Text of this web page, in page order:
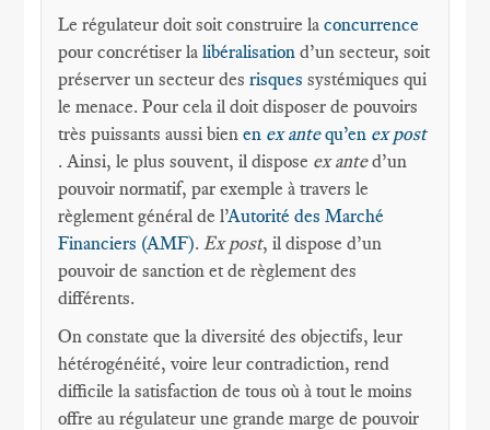
Le régulateur doit soit construire laconcurrence
pour concrétiser lalibéralisationd’un secteur, soit
préserver un secteur desrisquessystémiques qui
le menace. Pour cela il doit disposer de pouvoirs
très puissants aussi bienen ex antequ’en ex post
. Ainsi, le plus souvent, il dispose ex anted’un
pouvoir normatif, par exemple à travers le
règlement général de l’Autorité des Marché
Financiers (AMF).Ex post, il dispose d’un
pouvoir de sanction et de règlement des
différents.
On constate que la diversité des objectifs, leur
hétérogénéité, voire leur contradiction, rend
difficile la satisfaction de tous où à tout le moins
offre au régulateur une grande marge de pouvoir